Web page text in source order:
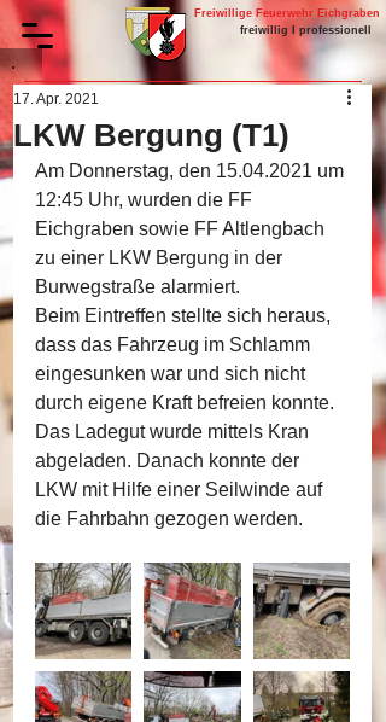
Freiwillige Feuerwehr Eichgraben
freiwillig I professionell
LKW Bergung (T1)
17. Apr. 2021
Am Donnerstag, den 15.04.2021 um
12:45 Uhr, wurden die FF
Eichgraben sowie FF Altlengbach
zu einer LKW Bergung in der
Burwegstraße alarmiert.
Beim Eintreffen stellte sich heraus,
dass das Fahrzeug im Schlamm
eingesunken war und sich nicht
durch eigene Kraft befreien konnte.
Das Ladegut wurde mittels Kran
abgeladen. Danach konnte der
LKW mit Hilfe einer Seilwinde auf
die Fahrbahn gezogen werden.